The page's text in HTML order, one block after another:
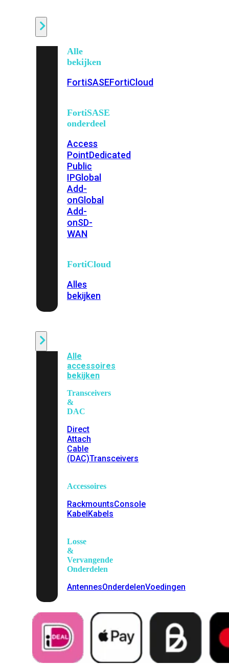
Alle
bekijken
FortiSASEFortiCloud
FortiSASE
onderdeel
Access
PointDedicated
Public
IPGlobal
Add-
onGlobal
Add-
onSD-
WAN
FortiCloud
Alles
bekijken
Alle
accessoires
bekijken
Transceivers
&
DAC
Direct
Attach
Cable
(DAC)Transceivers
Accessoires
RackmountsConsole
KabelKabels
Losse
&
Vervangende
Onderdelen
AntennesOnderdelenVoedingen